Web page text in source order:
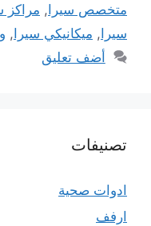
متخصص سيرا, مراكز
سيرا, ميكانيكي سيرا,
أضف تعليق
تصنيفات
ادوات صحية
ارفف